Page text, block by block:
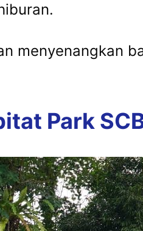
menyenangkan
Park